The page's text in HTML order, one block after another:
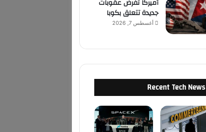
أميركا تفرض عقوبات
جديدة تتعلق بكوبا
أغسطس 7, 2026
Recent Tech News